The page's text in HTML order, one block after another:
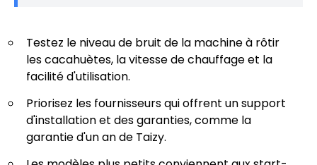
Testez le niveau de bruit de la machine à rôtir
les cacahuètes, la vitesse de chauffage et la
facilité d'utilisation.
Priorisez les fournisseurs qui offrent un support
d'installation et des garanties, comme la
garantie d'un an de Taizy.